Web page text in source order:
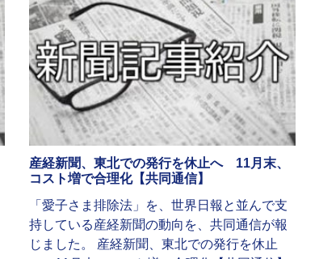
産経新聞、東北での発行を休止へ 11月末、
コスト増で合理化【共同通信】
「愛子さま排除法」を、世界日報と並んで支
持している産経新聞の動向を、共同通信が報
じました。 産経新聞、東北での発行を休止